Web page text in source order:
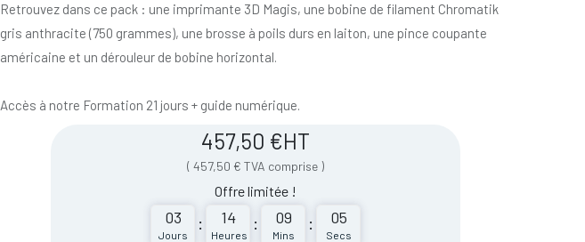
Retrouvez dans ce pack : une imprimante 3D Magis, une bobine de filament Chromatik
gris anthracite (750 grammes), une brosse à poils durs en laiton, une pince coupante
américaine et un dérouleur de bobine horizontal.
Accès à notre Formation 21 jours + guide numérique.
457,50 €HT
(457,50 € TVA comprise )
Offre limitée !
03
Jours
: 14
Heures
: 09
Mins
: 05
Secs